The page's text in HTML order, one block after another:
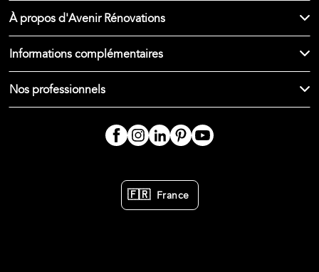
À propos d'Avenir Rénovations
Informations complémentaires
Nos professionnels
🇫🇷 France